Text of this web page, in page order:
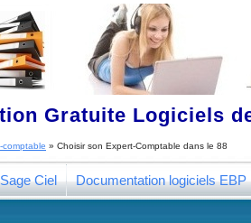
Gratuite Logiciels
comptable » Choisir son Expert-Comptable dans le 88
Ciel Documentation logiciels EBP